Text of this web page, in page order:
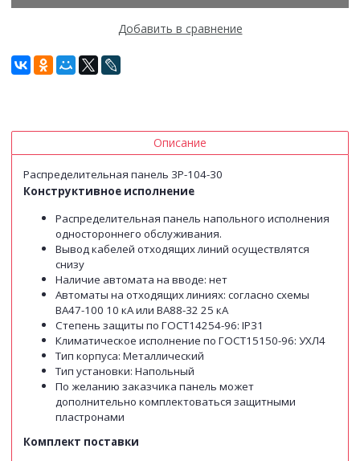
Добавить в сравнение
Описание
Распределительная панель 3P-104-30
Конструктивное исполнение
Распределительная панель напольного исполнения
одностороннего обслуживания.
Вывод кабелей отходящих линий осуществлятся
снизу
Наличие автомата на вводе: нет
Автоматы на отходящих линиях: согласно схемы
ВА47-100 10 кА или ВА88-32 25 кА
Степень защиты по ГОСТ14254-96: IP31
Климатическое исполнение по ГОСТ15150-96: УХЛ4
Тип корпуса: Металлический
Тип установки: Напольный
По желанию заказчика панель может
дополнительно комплектоваться защитными
пластронами
Комплект поставки